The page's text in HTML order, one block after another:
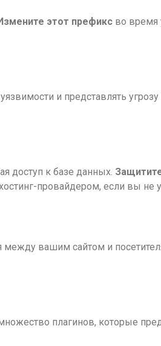
этот префикс во время
и представлять
доступ к базе данных.
провайдером, если вы не
между вашим сайтом и
плагинов, которые